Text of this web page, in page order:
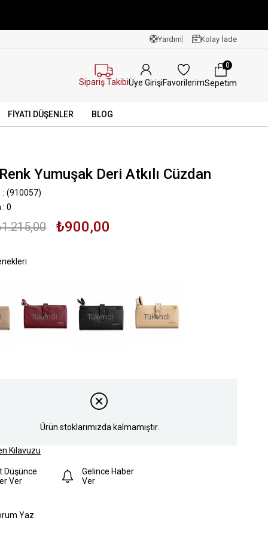
Yardım Kolay İade
Sipariş TakibiÜye GirişiFavorilerimSepetim
0
FİYATI DÜŞENLER BLOG
Yumuşak Deri Atkılı Cüzdan
(910057)
: 0
₺900,00
Tükendi Tükendi Tükendi
Ürün stoklarımızda kalmamıştır.
Kılavuzu
Düşünce
Ver
Gelince Haber
Ver
Yaz